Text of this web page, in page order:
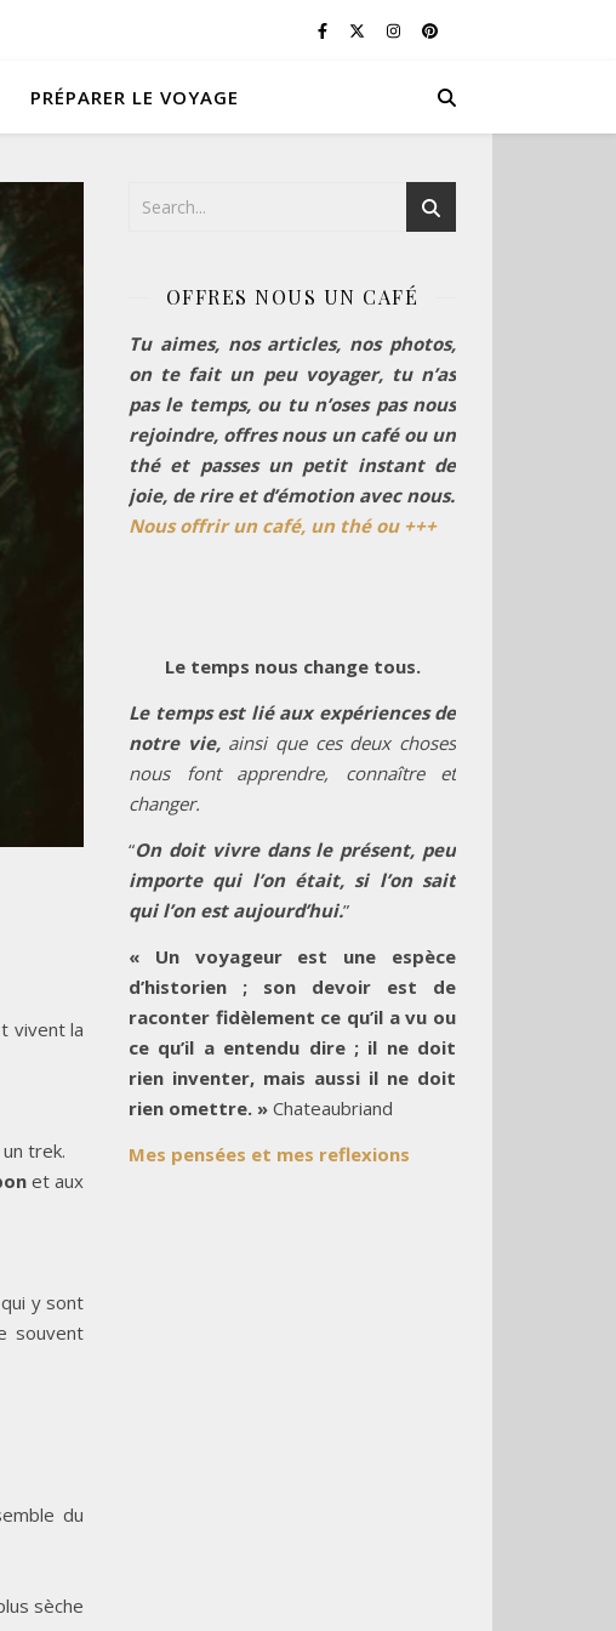
PRÉPARER LE VOYAGE
vivent la
trek.
et aux
y sont
souvent
du
sèche
OFFRES NOUS UN CAFÉ
Tu aimes, nos articles, nos photos,
on te fait un peu voyager, tu n’as
pas le temps, ou tu n’oses pas nous
rejoindre, offres nous un café ou un
thé et passes un petit instant de
joie, de rire et d’émotion avec nous.
Nous offrir un café, un thé ou +++
Le temps nous change tous.
Le temps est lié aux expériences de
notre vie, ainsi que ces deux choses
nous font apprendre, connaître et
changer.
“On doit vivre dans le présent, peu
importe qui l’on était, si l’on sait
qui l’on est aujourd’hui.”
« Un voyageur est une espèce
d’historien ; son devoir est de
raconter fidèlement ce qu’il a vu ou
ce qu’il a entendu dire ; il ne doit
rien inventer, mais aussi il ne doit
rien omettre. » Chateaubriand
Mes pensées et mes reflexions